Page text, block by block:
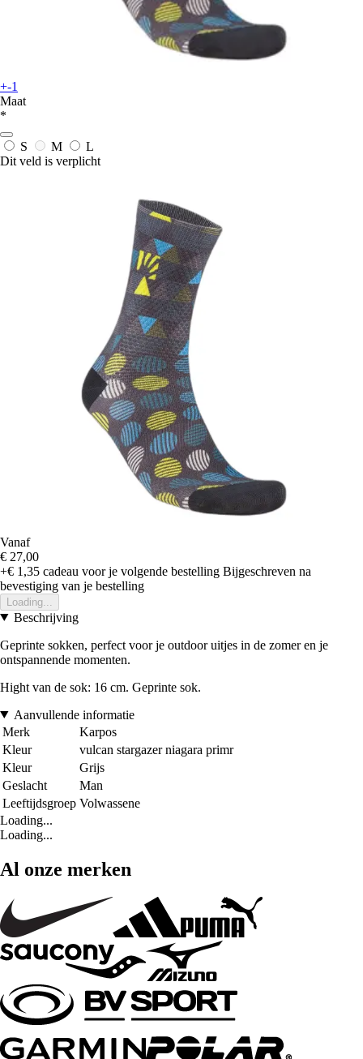
+-1
Maat
*
S M
L
Dit veld is verplicht
Vanaf
€ 27,00
+€ 1,35 cadeau voor je volgende bestelling Bijgeschreven na
bevestiging van je bestelling
Loading...
Beschrijving
Geprinte sokken, perfect voor je outdoor uitjes in de zomer en je
ontspannende momenten.
Hight van de sok: 16 cm. Geprinte sok.
Aanvullende informatie
Merk
Karpos
Kleur
vulcan stargazer niagara primr
Kleur
Grijs
Geslacht
Man
Leeftijdsgroep Volwassene
Loading...
Loading...
Al onze merken